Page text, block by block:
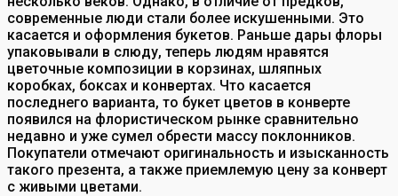
современные люди стали более искушенными. Это
касается и оформления букетов. Раньше дары флоры
упаковывали в слюду, теперь людям нравятся
цветочные композиции в корзинах, шляпных
коробках, боксах и конвертах. Что касается
последнего варианта, то букет цветов в конверте
появился на флористическом рынке сравнительно
недавно и уже сумел обрести массу поклонников.
Покупатели отмечают оригинальность и изысканность
такого презента, а также приемлемую цену за конверт
с живыми цветами.